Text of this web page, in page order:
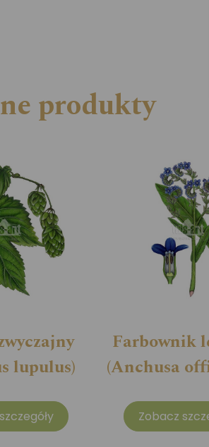
produkty
lupulus)
Farbownik
(Anchusa
Zobacz